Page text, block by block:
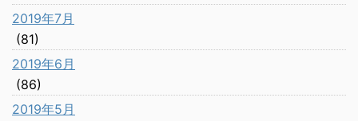
2019年7月
(81)
2019年6月
(86)
2019年5月